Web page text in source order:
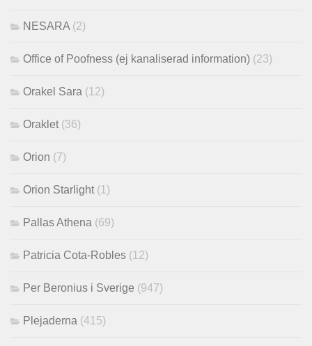
NESARA (2)
Office of Poofness (ej kanaliserad information) (23)
Orakel Sara (12)
Oraklet (36)
Orion (7)
Orion Starlight (1)
Pallas Athena (69)
Patricia Cota-Robles (12)
Per Beronius i Sverige (947)
Plejaderna (415)